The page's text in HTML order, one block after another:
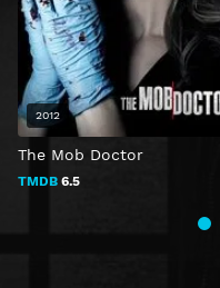
The Mob Doctor
TMDB 6.5
2012